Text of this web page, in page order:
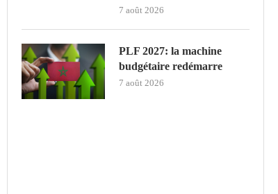
7 août 2026
PLF 2027: la machine
budgétaire redémarre
7 août 2026